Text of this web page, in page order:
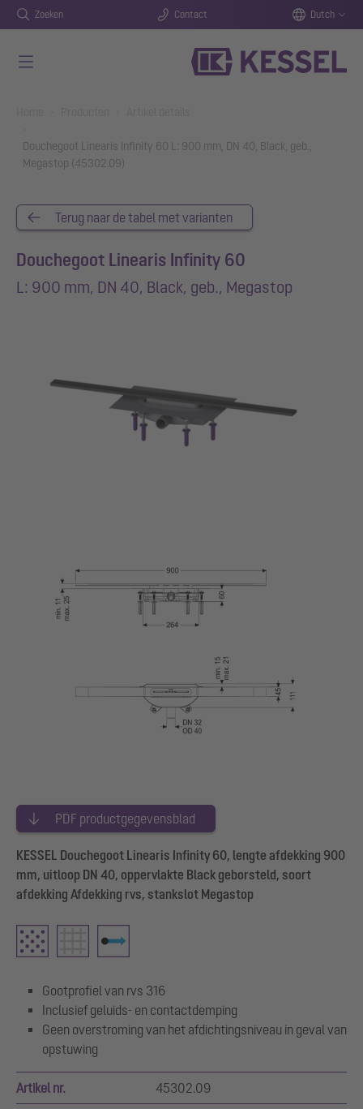
Zoeken Contact Dutch
Douchegoot Linearis Infinity 60 L: 900 mm, DN 40, Black, geb.,
Megastop (45302.09)
Terug naar de tabel met varianten
Douchegoot Linearis Infinity 60
L: 900 mm, DN 40, Black, geb., Megastop
PDF productgegevensblad
KESSEL Douchegoot Linearis Infinity 60, lengte afdekking 900
mm, uitloop DN 40, oppervlakte Black geborsteld, soort
afdekking Afdekking rvs, stankslot Megastop
Gootprofiel van rvs 316
Inclusief geluids- en contactdemping
Geen overstroming van het afdichtingsniveau in geval van
opstuwing
Artikel nr. 45302.09